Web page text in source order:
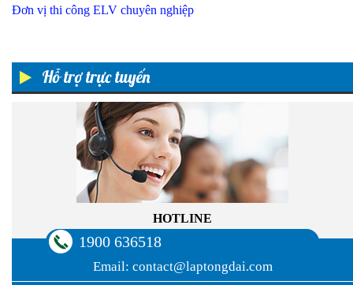
Hỗ trợ trực tuyến
HOTLINE
1900 636518
Email: contact@laptongdai.com
Đơn vị thi công ELV chuyên nghiệp